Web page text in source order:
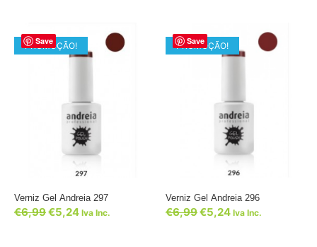
Save
PROMOÇÃO!
Verniz Gel Andreia 297
€6,99€5,24 Iva Inc.
Save
PROMOÇÃO!
Verniz Gel Andreia 296
€6,99€5,24 Iva Inc.